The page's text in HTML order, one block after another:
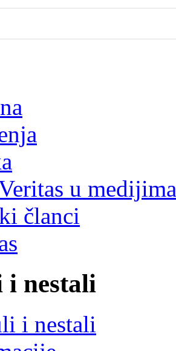
u medijima
članci
i nestali
i nestali